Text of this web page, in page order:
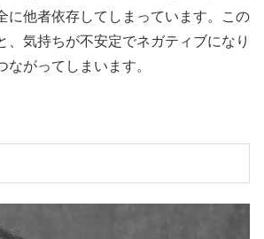
に他者依存してしまっています。この
、気持ちが不安定でネガティブになり
ながってしまいます。